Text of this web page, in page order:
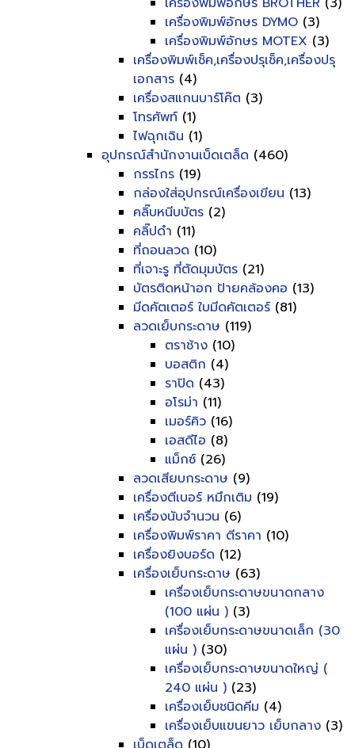
เครื่องพิมพ์อักษร DYMO (3)
เครื่องพิมพ์อักษร MOTEX (3)
เครื่องพิมพ์เช็ค,เครื่องปรุเช็ค,เครื่องปรุ
เอกสาร (4)
เครื่องสแกนบาร์โค๊ต (3)
โทรศัพท์ (1)
ไฟฉุกเฉิน (1)
อุปกรณ์สำนักงานเบ็ดเตล็ด (460)
กรรไกร (19)
กล่องใส่อุปกรณ์เครื่องเขียน (13)
คลิ๊บหนีบบัตร (2)
คลิ๊ปดำ (11)
ที่ถอนลวด (10)
ที่เจาะรู ที่ตัดมุมบัตร (21)
บัตรติดหน้าอก ป้ายคล้องคอ (13)
มีดคัตเตอร์ ใบมีดคัตเตอร์ (81)
ลวดเย็บกระดาษ (119)
ตราช้าง (10)
บอสติก (4)
ราปิด (43)
อโรม่า (11)
เมอร์คิว (16)
เอสดีไอ (8)
แม็กซ์ (26)
ลวดเสียบกระดาษ (9)
เครื่องตีเบอร์ หมึกเติม (19)
เครื่องนับจำนวน (6)
เครื่องพิมพ์ราคา ตีราคา (10)
เครื่องยิงบอร์ด (12)
เครื่องเย็บกระดาษ (63)
เครื่องเย็บกระดาษขนาดกลาง
(100 แผ่น ) (3)
เครื่องเย็บกระดาษขนาดเล็ก (30
แผ่น ) (30)
เครื่องเย็บกระดาษขนาดใหญ่ (
240 แผ่น ) (23)
เครื่องเย็บชนิดคีม (4)
เครื่องเย็บแขนยาว เย็บกลาง (3)